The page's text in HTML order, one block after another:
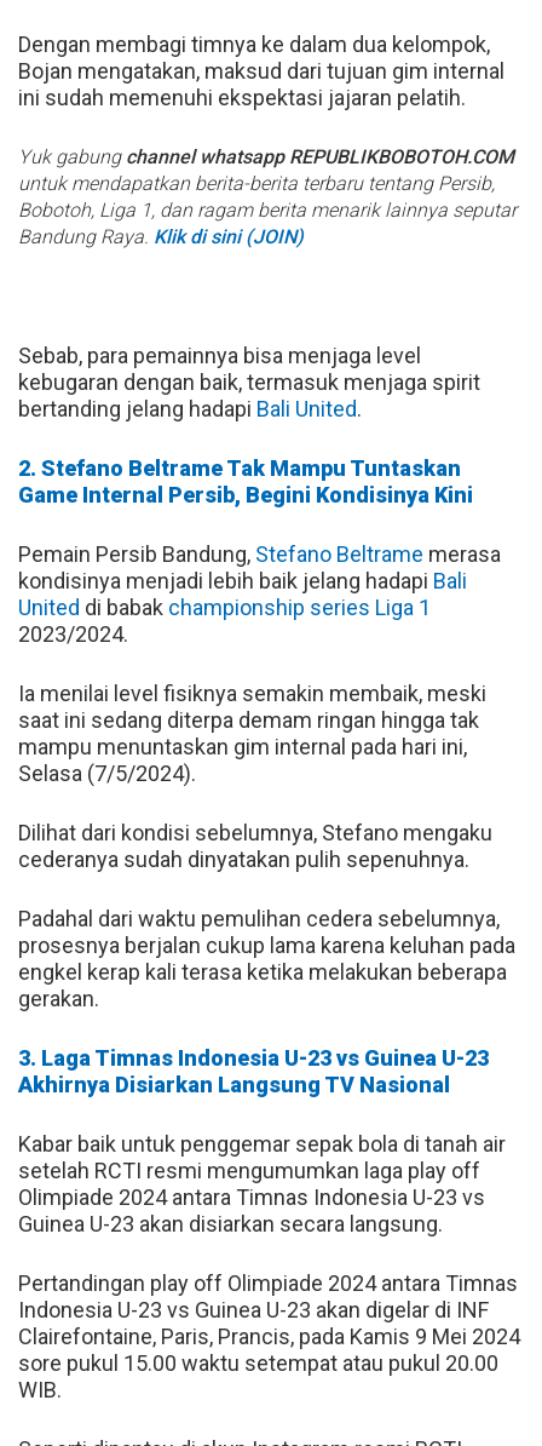
Dengan membagi timnya ke dalam dua kelompok,
Bojan mengatakan, maksud dari tujuan gim internal
ini sudah memenuhi ekspektasi jajaran pelatih.
Yuk gabung channel whatsapp REPUBLIKBOBOTOH.COM
untuk mendapatkan berita-berita terbaru tentang Persib,
Bobotoh, Liga 1, dan ragam berita menarik lainnya seputar
Bandung Raya. Klik di sini (JOIN)
Sebab, para pemainnya bisa menjaga level
kebugaran dengan baik, termasuk menjaga spirit
bertanding jelang hadapi Bali United.
2. Stefano Beltrame Tak Mampu Tuntaskan
Game Internal Persib, Begini Kondisinya Kini
Pemain Persib Bandung, Stefano Beltrame merasa
kondisinya menjadi lebih baik jelang hadapi Bali
United di babak championship series Liga 1
2023/2024.
Ia menilai level fisiknya semakin membaik, meski
saat ini sedang diterpa demam ringan hingga tak
mampu menuntaskan gim internal pada hari ini,
Selasa (7/5/2024).
Dilihat dari kondisi sebelumnya, Stefano mengaku
cederanya sudah dinyatakan pulih sepenuhnya.
Padahal dari waktu pemulihan cedera sebelumnya,
prosesnya berjalan cukup lama karena keluhan pada
engkel kerap kali terasa ketika melakukan beberapa
gerakan.
3. Laga Timnas Indonesia U-23 vs Guinea U-23
Akhirnya Disiarkan Langsung TV Nasional
Kabar baik untuk penggemar sepak bola di tanah air
setelah RCTI resmi mengumumkan laga play off
Olimpiade 2024 antara Timnas Indonesia U-23 vs
Guinea U-23 akan disiarkan secara langsung.
Pertandingan play off Olimpiade 2024 antara Timnas
Indonesia U-23 vs Guinea U-23 akan digelar di INF
Clairefontaine, Paris, Prancis, pada Kamis 9 Mei 2024
sore pukul 15.00 waktu setempat atau pukul 20.00
WIB.